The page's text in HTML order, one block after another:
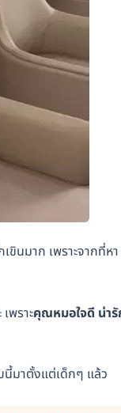
นมาก เพราะจากที่หา
พราะคุณหมอใจดี น่ารั
นี้มาตั้งแต่เด็กๆ แล้ว